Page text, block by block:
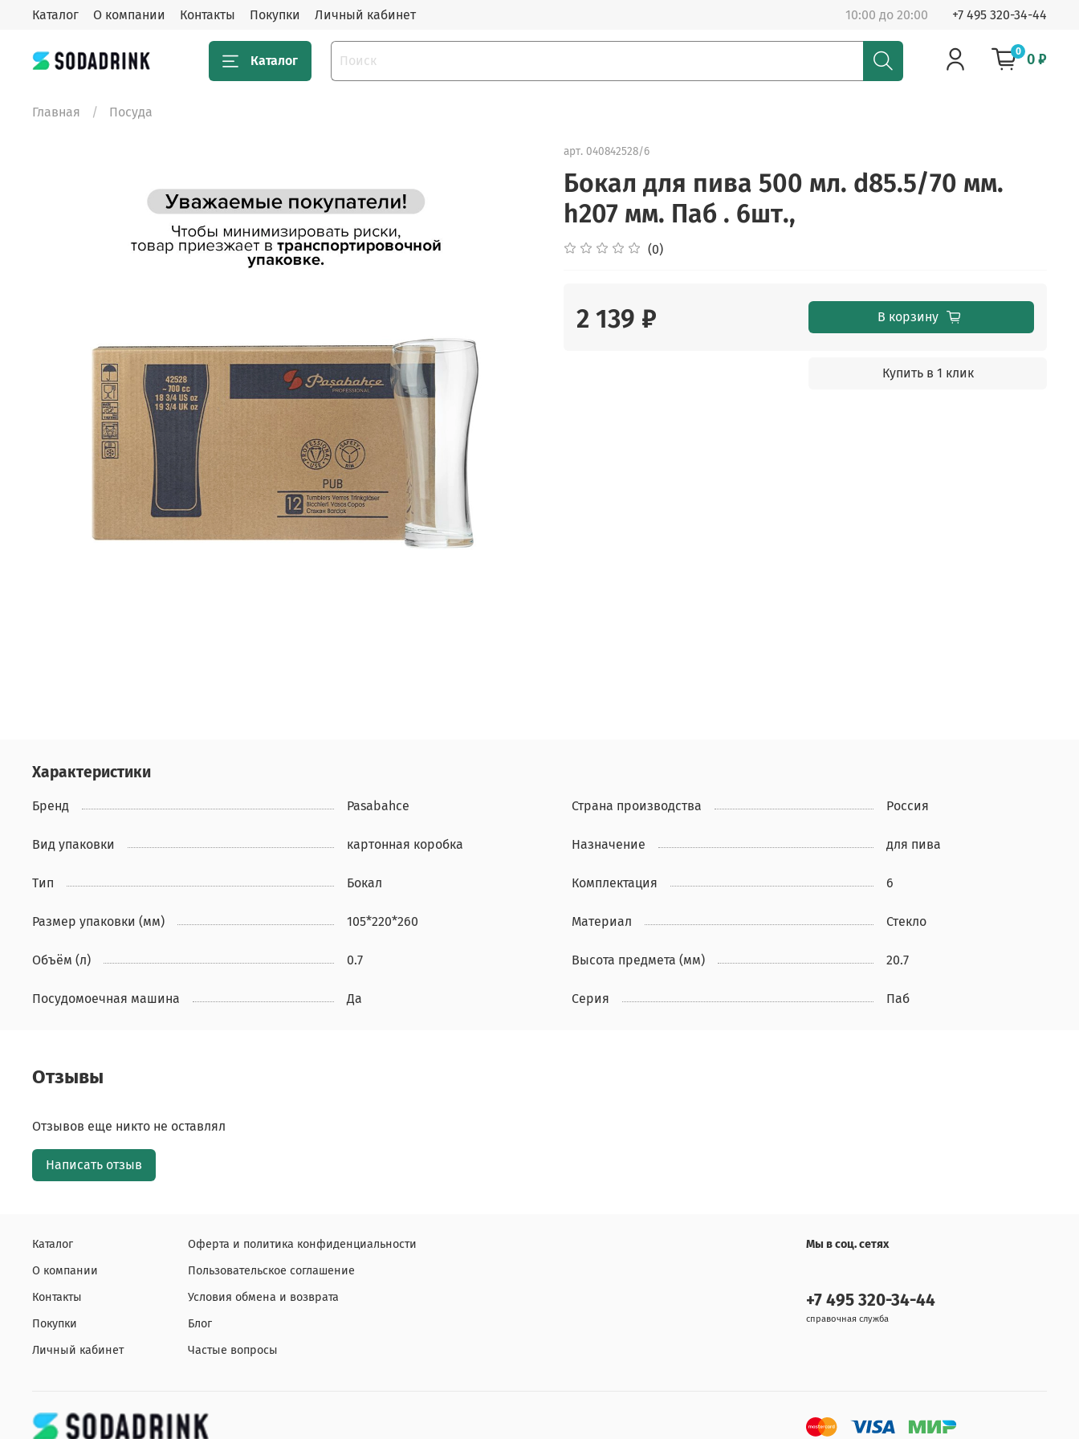
Каталог О компании Контакты Покупки Личный кабинет 10:00 до 20:00 +7 495 320-34-44
Каталог
0 0 ₽
Главная Посуда
арт. 040842528/6
Бокал для пива 500 мл. d85.5/70 мм.
h207 мм. Паб . 6шт.,
(0)
2 139 ₽ В корзину
Купить в 1 клик
Характеристики
Бренд Pasabahce Страна производства Россия
Вид упаковки картонная коробка Назначение для пива
Тип Бокал Комплектация 6
Размер упаковки (мм) 105*220*260 Материал Стекло
Объём (л) 0.7 Высота предмета (мм) 20.7
Посудомоечная машина Да Серия Паб
Отзывы
Отзывов еще никто не оставлял
Написать отзыв
Каталог
О компании
Контакты
Покупки
Личный кабинет
Оферта и политика конфиденциальности
Пользовательское соглашение
Условия обмена и возврата
Блог
Частые вопросы
Мы в соц. сетях
+7 495 320-34-44
справочная служба